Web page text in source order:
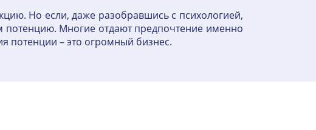
Но если, даже разобравшись с психологией,
потенцию. Многие отдают предпочтение именно
потенции – это огромный бизнес.